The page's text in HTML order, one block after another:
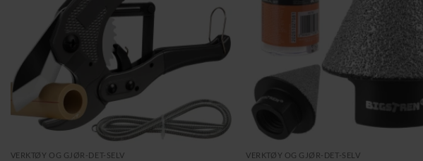
VERKTØY OG GJØR-DET-SELV VERKTØY OG GJØR-DET-SELV